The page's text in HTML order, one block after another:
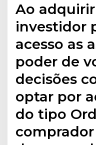
Ao adquirir
investidor
acesso as
poder de
decisões
optar por
do tipo